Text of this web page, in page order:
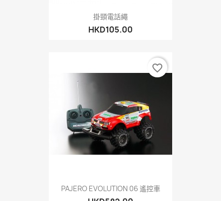
掛頸電話繩
HKD105.00
PAJERO EVOLUTION 06 遙控車
favorite_border